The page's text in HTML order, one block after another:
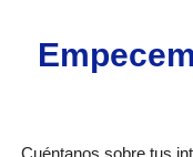
Cuéntanos sobre tus